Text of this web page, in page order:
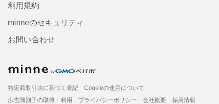
利用規約
minneのセキュリティ
お問い合わせ
特定商取引法に基づく表記
Cookieの使用について
広告識別子の取得・利用
プライバシーポリシー 会社概要
採用情報